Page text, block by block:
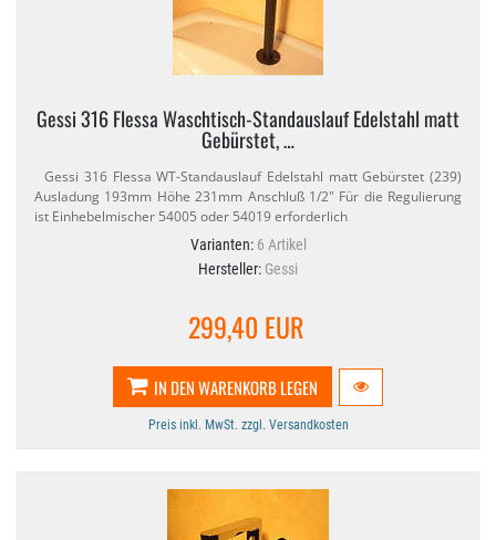
Gessi 316 Flessa Waschtisch-​Standauslauf Edelstahl matt
Gebürstet, …
Gessi 316 Flessa WT-​Standauslauf Edelstahl matt Gebürstet (239)
Ausladung 193mm Höhe 231mm Anschluß 1/​2" Für die Regulierung
ist Einhebelmischer 54005 oder 54019 erforderlich
Varianten: 6 Artikel
Hersteller: Gessi
299,40 EUR
IN DEN WARENKORB LEGEN
Preis inkl. MwSt. zzgl. Versandkosten